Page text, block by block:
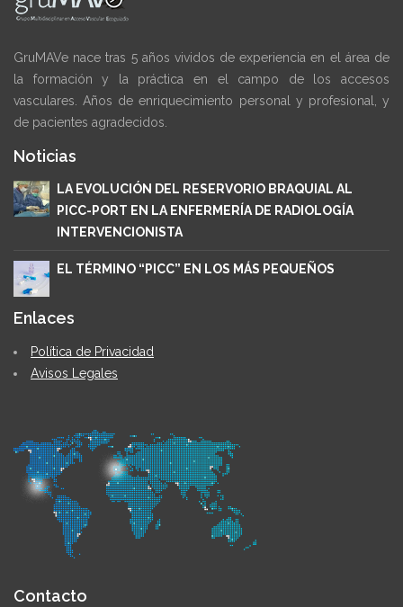
GruMAVe nace tras 5 años vividos de experiencia en el área de
la formación y la práctica en el campo de los accesos
vasculares. Años de enriquecimiento personal y profesional, y
de pacientes agradecidos.
Noticias
LA EVOLUCIÓN DEL RESERVORIO BRAQUIAL AL
PICC-PORT EN LA ENFERMERÍA DE RADIOLOGÍA
INTERVENCIONISTA
EL TÉRMINO “PICC” EN LOS MÁS PEQUEÑOS
Enlaces
Política de Privacidad
Avisos Legales
Contacto